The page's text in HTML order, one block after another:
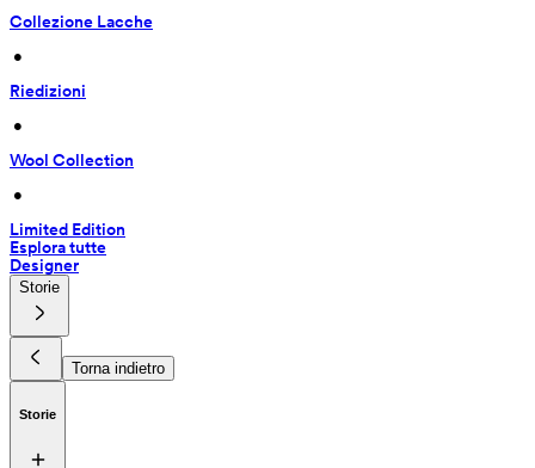
Collezione Lacche
•
Riedizioni
•
Wool Collection
•
Limited Edition
Esplora tutte
Designer
Storie
Torna indietro
Storie